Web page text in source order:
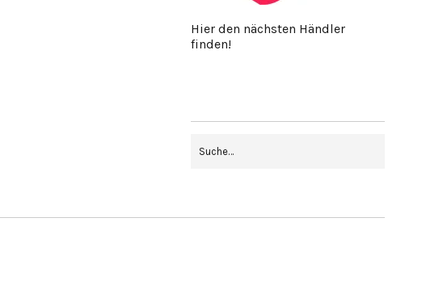
Hier den nächsten Händler
finden!